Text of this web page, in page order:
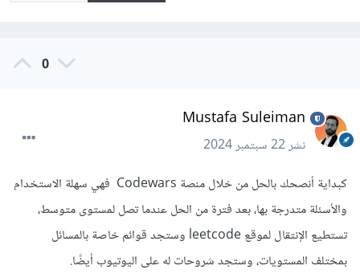
0
Mustafa Suleiman
نشر22 سبتمبر 2024
كبداية أنصحك بالحل من خلال منصة Codewars فهي سهلة الاستخدام
والأسئلة متدرجة بها، بعد فترة من الحل عندما تصل لمستوى متوسط،
تستطيع الإنتقال لموقع leetcode وستجد قوائم خاصة بالمسائل
بمختلف المستويات، وستجد شروحات له على اليوتيوب أيضًا.